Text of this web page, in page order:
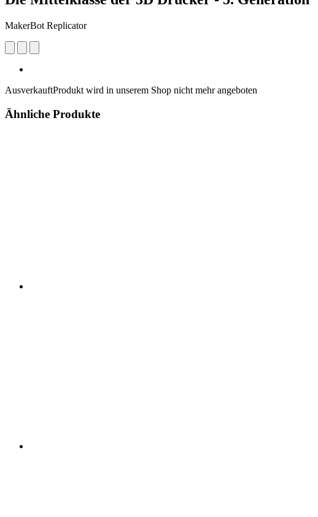
MakerBot Replicator
AusverkauftProdukt wird in unserem Shop nicht mehr angeboten
Ähnliche Produkte